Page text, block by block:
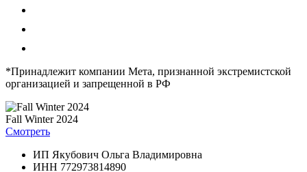
*Принадлежит компании Мета, признанной экстремистской
организацией и запрещенной в РФ
Fall Winter 2024
Смотреть
ИП Якубович Ольга Владимировна
ИНН 772973814890